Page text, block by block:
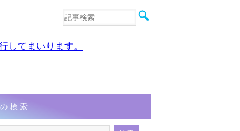
音楽
てまいります。
検索